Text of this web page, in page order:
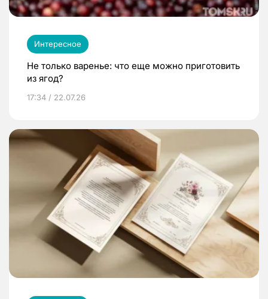
Интересное
Не только варенье: что еще можно приготовить
из ягод?
17:34 / 22.07.26